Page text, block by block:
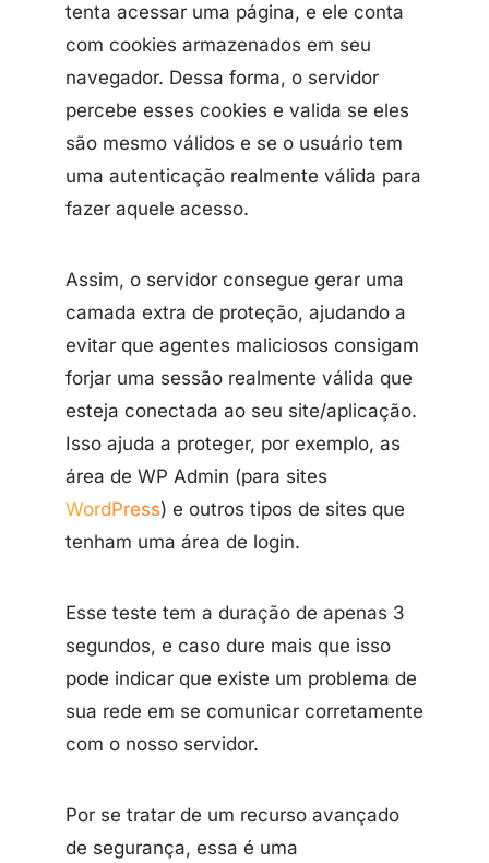
tenta acessar uma página, e ele conta
com cookies armazenados em seu
navegador. Dessa forma, o servidor
percebe esses cookies e valida se eles
são mesmo válidos e se o usuário tem
uma autenticação realmente válida para
fazer aquele acesso.
Assim, o servidor consegue gerar uma
camada extra de proteção, ajudando a
evitar que agentes maliciosos consigam
forjar uma sessão realmente válida que
esteja conectada ao seu site/aplicação.
Isso ajuda a proteger, por exemplo, as
área de WP Admin (para sites
WordPress) e outros tipos de sites que
tenham uma área de login.
Esse teste tem a duração de apenas 3
segundos, e caso dure mais que isso
pode indicar que existe um problema de
sua rede em se comunicar corretamente
com o nosso servidor.
Por se tratar de um recurso avançado
de segurança, essa é uma